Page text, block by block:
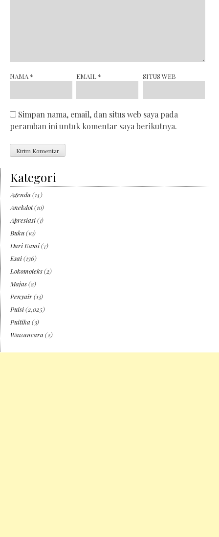
NAMA * EMAIL * SITUS WEB
Simpan nama, email, dan situs web saya pada
peramban ini untuk komentar saya berikutnya.
Kategori
Agenda (14)
Anekdot(10)
Apresiasi(1)
Buku(10)
Dari Kami(7)
Esai(136)
Lokomoteks(2)
Majas(2)
Penyair(13)
Puisi(2,025)
Puitika (3)
Wawancara (2)